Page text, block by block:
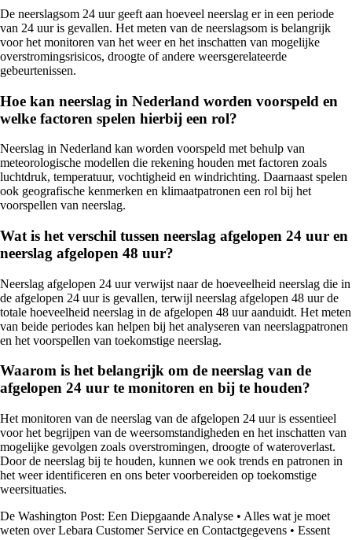
De neerslagsom 24 uur geeft aan hoeveel neerslag er in een periode
van 24 uur is gevallen. Het meten van de neerslagsom is belangrijk
voor het monitoren van het weer en het inschatten van mogelijke
overstromingsrisicos, droogte of andere weersgerelateerde
gebeurtenissen.
Hoe kan neerslag in Nederland worden voorspeld en
welke factoren spelen hierbij een rol?
Neerslag in Nederland kan worden voorspeld met behulp van
meteorologische modellen die rekening houden met factoren zoals
luchtdruk, temperatuur, vochtigheid en windrichting. Daarnaast spelen
ook geografische kenmerken en klimaatpatronen een rol bij het
voorspellen van neerslag.
Wat is het verschil tussen neerslag afgelopen 24 uur en
neerslag afgelopen 48 uur?
Neerslag afgelopen 24 uur verwijst naar de hoeveelheid neerslag die in
de afgelopen 24 uur is gevallen, terwijl neerslag afgelopen 48 uur de
totale hoeveelheid neerslag in de afgelopen 48 uur aanduidt. Het meten
van beide periodes kan helpen bij het analyseren van neerslagpatronen
en het voorspellen van toekomstige neerslag.
Waarom is het belangrijk om de neerslag van de
afgelopen 24 uur te monitoren en bij te houden?
Het monitoren van de neerslag van de afgelopen 24 uur is essentieel
voor het begrijpen van de weersomstandigheden en het inschatten van
mogelijke gevolgen zoals overstromingen, droogte of wateroverlast.
Door de neerslag bij te houden, kunnen we ook trends en patronen in
het weer identificeren en ons beter voorbereiden op toekomstige
weersituaties.
De Washington Post: Een Diepgaande Analyse • Alles wat je moet
weten over Lebara Customer Service en Contactgegevens • Essent